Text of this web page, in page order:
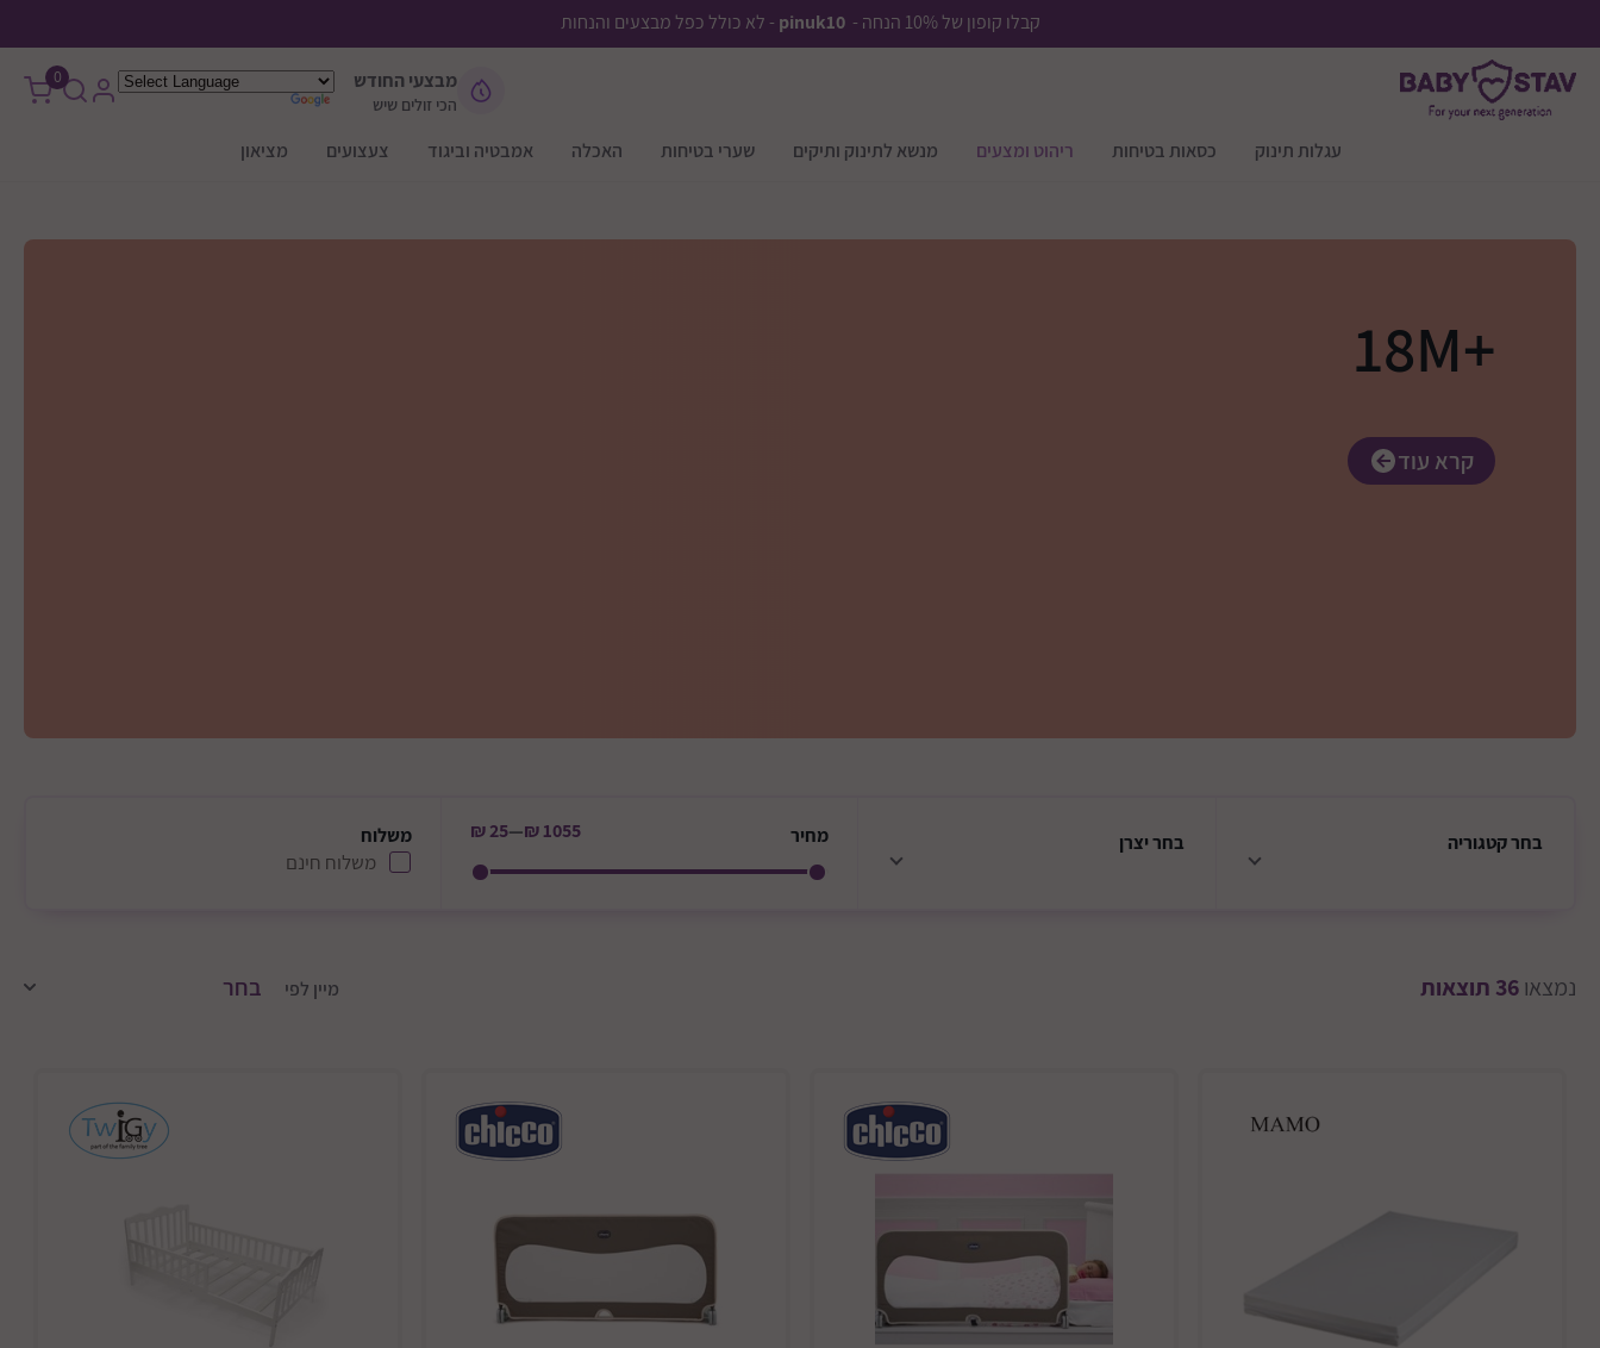
קבלו קופון של 10% הנחה - pinuk10 - לא כולל כפל מבצעים והנחות
עגלות תינוק כסאות בטיחות ריהוט ומצעים מנשא לתינוק ותיקים שערי בטיחות האכלה אמבטיה וביגוד צעצועים מציאון
מבצעי החודש
הכי זולים שיש
0
+18M
קרא עוד
בחרקטגוריה בחריצרן מחיר 1055 ₪
—
25 ₪ משלוח
משלוח חינם
נמצאו36 תוצאות מיין לפי